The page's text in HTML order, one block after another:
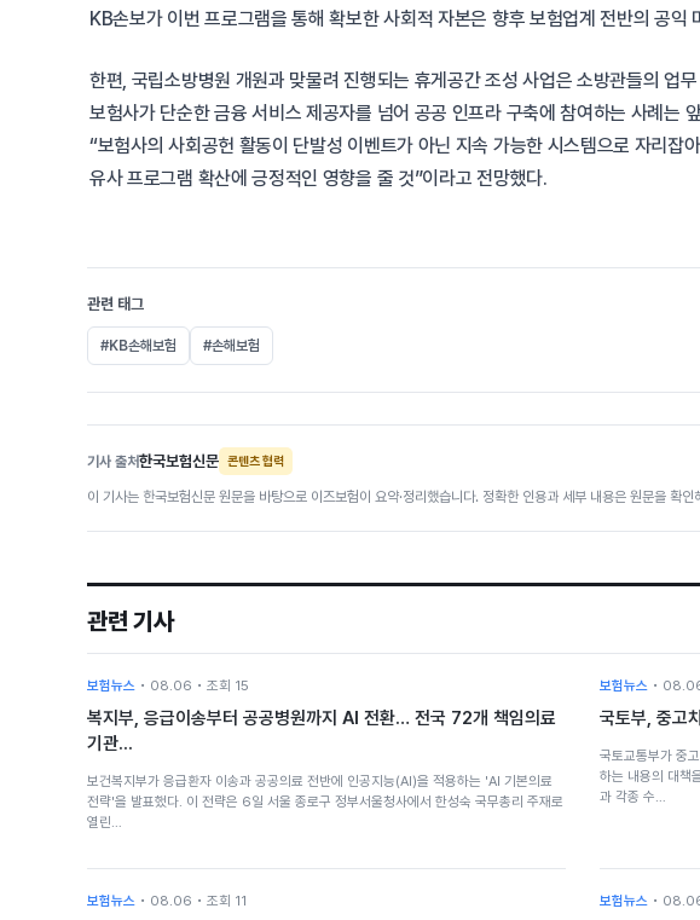
KB손보가 이번 프로그램을 통해 확보한 사회적 자본은 향후 보험업계 전반의 공익
한편, 국립소방병원 개원과 맞물려 진행되는 휴게공간 조성 사업은 소방관들의 업
보험사가 단순한 금융 서비스 제공자를 넘어 공공 인프라 구축에 참여하는 사례는
“보험사의 사회공헌 활동이 단발성 이벤트가 아닌 지속 가능한 시스템으로 자리잡
유사 프로그램 확산에 긍정적인 영향을 줄 것”이라고 전망했다.
관련 태그
#KB손해보험 #손해보험
기사 출처한국보험신문 콘텐츠 협력
이 기사는 한국보험신문 원문을 바탕으로 이즈보험이 요약·정리했습니다. 정확한 인용과 세부 내용은 원문을 확인
관련 기사
보험뉴스 • 08.06 • 조회 15
복지부, 응급이송부터 공공병원까지 AI 전환… 전국 72개 책임의료
기관...
보건복지부가 응급환자 이송과 공공의료 전반에 인공지능(AI)을 적용하는 'AI 기본의료
전략'을 발표했다. 이 전략은 6일 서울 종로구 정부서울청사에서 한성숙 국무총리 주재로
열린…
보험뉴스 •
국토부, 중고
국토교통부가 중
하는 내용의 대책
과 각종 수…
보험뉴스 • 08.06 • 조회 11 보험뉴스 •